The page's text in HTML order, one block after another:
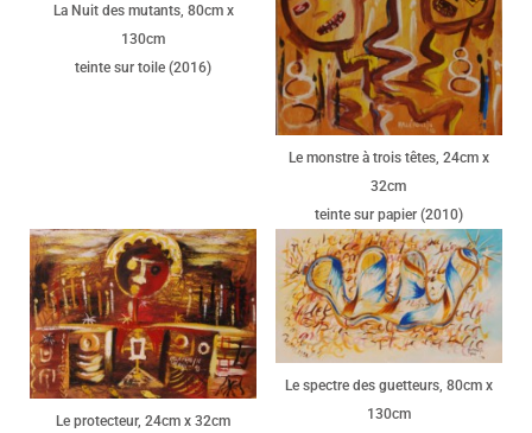
La Nuit des mutants, 80cm x
130cm
teinte sur toile (2016)
Le monstre à trois têtes, 24cm x
32cm
teinte sur papier (2010)
Le protecteur, 24cm x 32cm
Le spectre des guetteurs, 80cm x
130cm